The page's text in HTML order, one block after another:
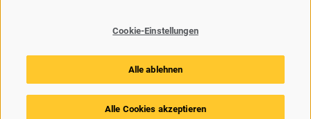
Rechtliches Datenschutzerklärung
Barrierefreiheit
Cookie Richtlinie
Cookie-Einstellungen
© 2025 Husky Technologies. Alle Rechte vorbehalten.
Cookie-Einstellungen
Alle ablehnen
Alle Cookies akzeptieren